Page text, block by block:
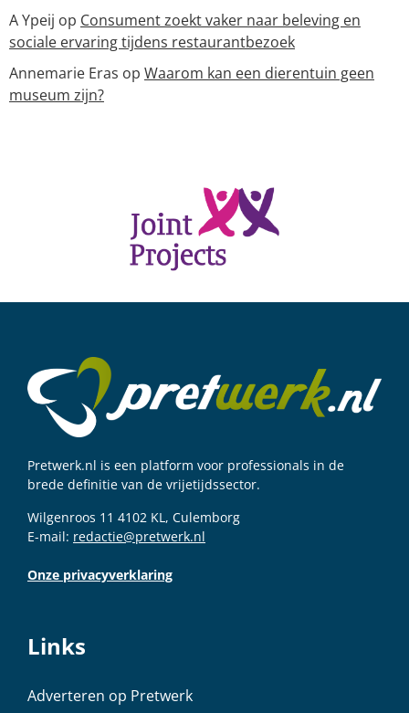
A Ypeij op Consument zoekt vaker naar beleving en
sociale ervaring tijdens restaurantbezoek
Annemarie Eras op Waarom kan een dierentuin geen
museum zijn?
Pretwerk.nl is een platform voor professionals in de
brede definitie van de vrijetijdssector.
Wilgenroos 11 4102 KL, Culemborg
E-mail: redactie@pretwerk.nl
Onze privacyverklaring
Links
Adverteren op Pretwerk